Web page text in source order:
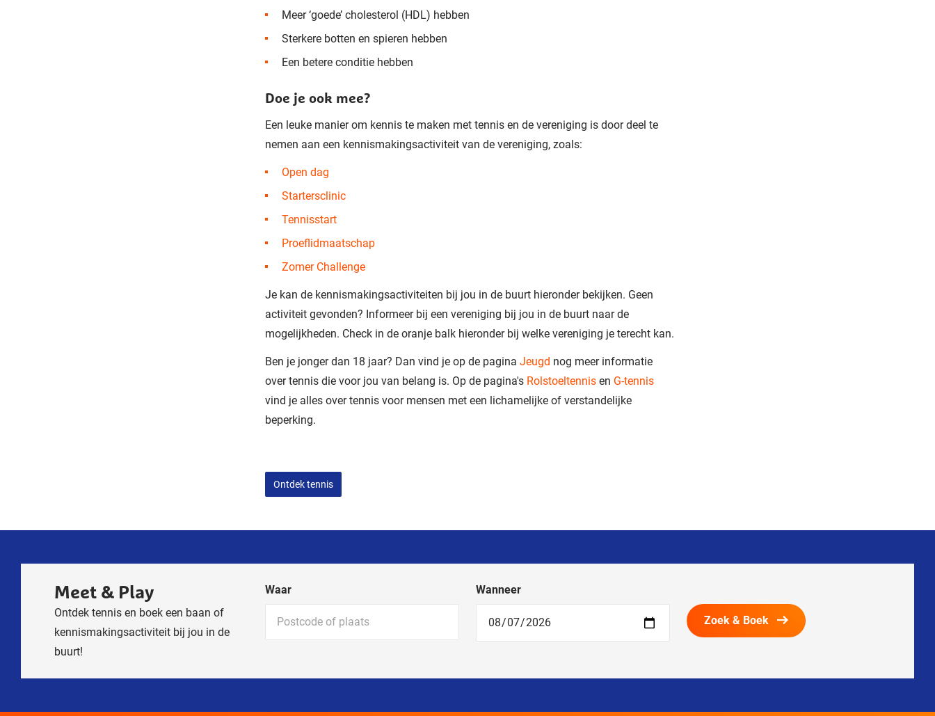
Meer ‘goede’ cholesterol (HDL) hebben
Sterkere botten en spieren hebben
Een betere conditie hebben
Doe je ook mee?
Een leuke manier om kennis te maken met tennis en de vereniging is door deel te
nemen aan een kennismakingsactiviteit van de vereniging, zoals:
Open dag
Startersclinic
Tennisstart
Proeflidmaatschap
Zomer Challenge
Je kan de kennismakingsactiviteiten bij jou in de buurt hieronder bekijken. Geen
activiteit gevonden? Informeer bij een vereniging bij jou in de buurt naar de
mogelijkheden. Check in de oranje balk hieronder bij welke vereniging je terecht kan.
Ben je jonger dan 18 jaar? Dan vind je op de pagina Jeugd nog meer informatie
over tennis die voor jou van belang is. Op de pagina's Rolstoeltennis en G-tennis
vind je alles over tennis voor mensen met een lichamelijke of verstandelijke
beperking.
Ontdek tennis
Meet & Play
Ontdek tennis en boek een baan of
kennismakingsactiviteit bij jou in de
buurt!
Waar Wanneer
Zoek & Boek